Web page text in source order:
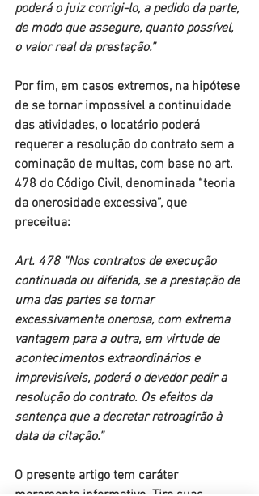
poderá o juiz corrigi-lo, a pedido da parte,
de modo que assegure, quanto possível,
o valor real da prestação.”
Por fim, em casos extremos, na hipótese
de se tornar impossível a continuidade
das atividades, o locatário poderá
requerer a resolução do contrato sem a
cominação de multas, com base no art.
478 do Código Civil, denominada “teoria
da onerosidade excessiva”, que
preceitua:
Art. 478 “Nos contratos de execução
continuada ou diferida, se a prestação de
uma das partes se tornar
excessivamente onerosa, com extrema
vantagem para a outra, em virtude de
acontecimentos extraordinários e
imprevisíveis, poderá o devedor pedir a
resolução do contrato. Os efeitos da
sentença que a decretar retroagirão à
data da citação.”
O presente artigo tem caráter